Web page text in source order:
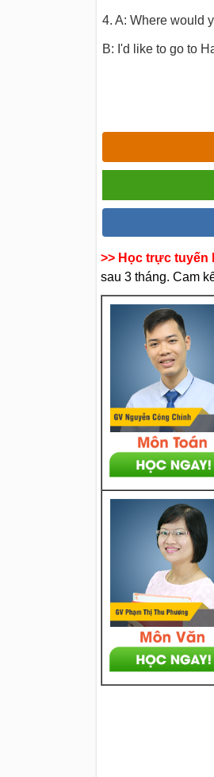
4. A: Where would
B: I'd like to go to
>> Học trực tuyến
sau 3 tháng. Cam